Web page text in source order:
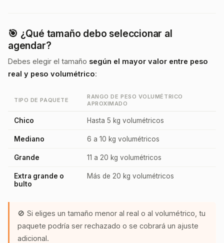
🎯 ¿Qué tamaño debo seleccionar al
agendar?
Debes elegir el tamaño según el mayor valor entre peso
real y peso volumétrico:
TIPO DE PAQUETE
RANGO DE PESO VOLUMÉTRICO
APROXIMADO
Chico Hasta 5 kg volumétricos
Mediano 6 a 10 kg volumétricos
Grande 11 a 20 kg volumétricos
Extra grande o
bulto
Más de 20 kg volumétricos
🚫 Si eliges un tamaño menor al real o al volumétrico, tu
paquete podría ser rechazado o se cobrará un ajuste
adicional.